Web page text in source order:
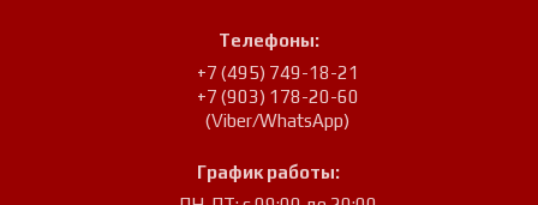
Телефоны:
+7 (495) 749-18-21
+7 (903) 178-20-60
(Viber/WhatsApp)
График работы: